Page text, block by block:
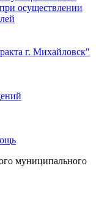
осуществлении
г. Михайловск"
муниципального